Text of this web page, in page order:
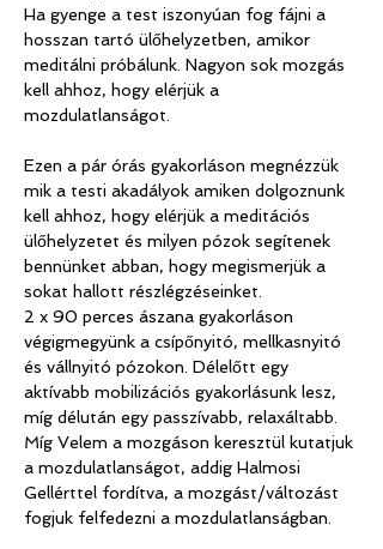
Ha gyenge a test iszonyúan fog fájni a
hosszan tartó ülőhelyzetben, amikor
meditálni próbálunk. Nagyon sok mozgás
kell ahhoz, hogy elérjük a
mozdulatlanságot.
Ezen a pár órás gyakorláson megnézzük
mik a testi akadályok amiken dolgoznunk
kell ahhoz, hogy elérjük a meditációs
ülőhelyzetet és milyen pózok segítenek
bennünket abban, hogy megismerjük a
sokat hallott részlégzéseinket.
2 x 90 perces ászana gyakorláson
végigmegyünk a csípőnyitó, mellkasnyitó
és vállnyitó pózokon. Délelőtt egy
aktívabb mobilizációs gyakorlásunk lesz,
míg délután egy passzívabb, relaxáltabb.
Míg Velem a mozgáson keresztül kutatjuk
a mozdulatlanságot, addig Halmosi
Gellérttel fordítva, a mozgást/változást
fogjuk felfedezni a mozdulatlanságban.